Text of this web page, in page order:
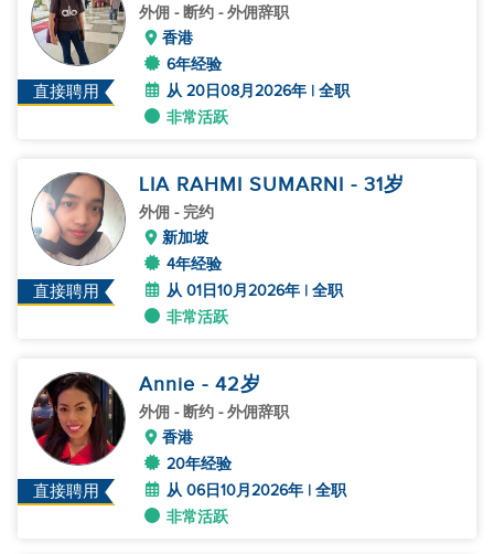
直接聘用
外佣 - 断约 - 外佣辞职
香港
6年经验
从 20日08月2026年 | 全职
非常活跃
直接聘用
LIA RAHMI SUMARNI - 31岁
外佣 - 完约
新加坡
4年经验
从 01日10月2026年 | 全职
非常活跃
直接聘用
Annie - 42岁
外佣 - 断约 - 外佣辞职
香港
20年经验
从 06日10月2026年 | 全职
非常活跃